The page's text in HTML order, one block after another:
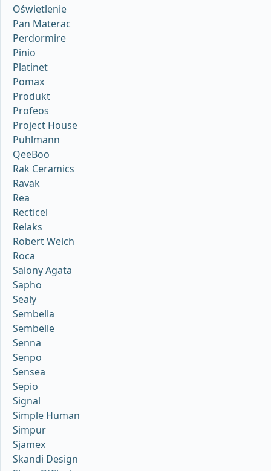
Oświetlenie
Pan Materac
Perdormire
Pinio
Platinet
Pomax
Produkt
Profeos
Project House
Puhlmann
QeeBoo
Rak Ceramics
Ravak
Rea
Recticel
Relaks
Robert Welch
Roca
Salony Agata
Sapho
Sealy
Sembella
Sembelle
Senna
Senpo
Sensea
Sepio
Signal
Simple Human
Simpur
Sjamex
Skandi Design